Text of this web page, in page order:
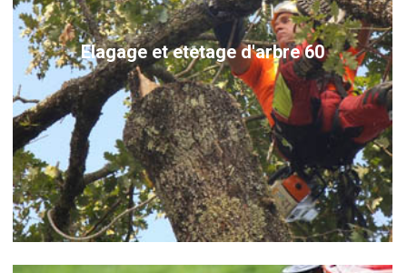
Elagage et etetage d'arbre 60